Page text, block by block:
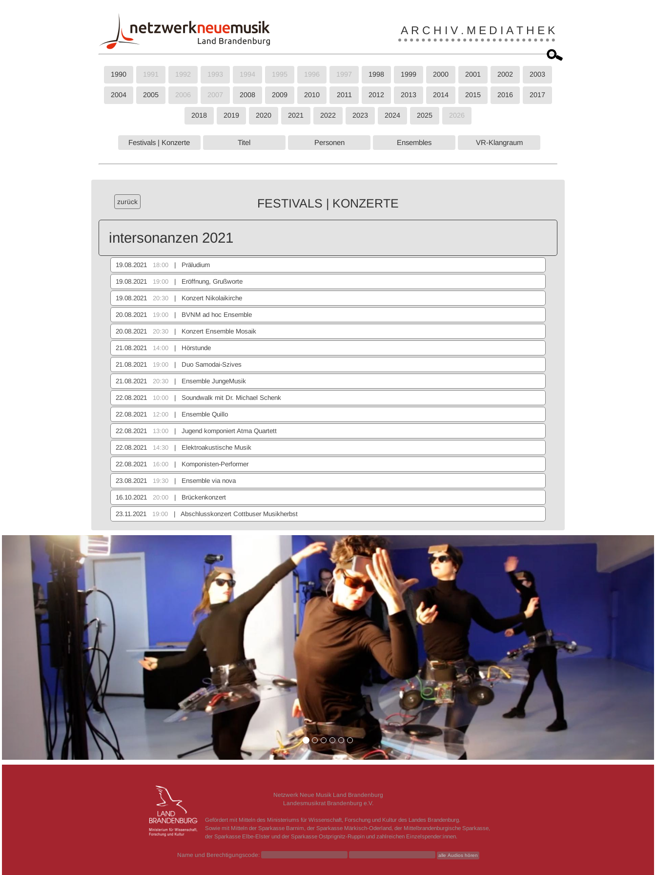
A R C H I V . M E D I A T H E K
1990 1991 1992 1993 1994 1995 1996 1997 1998 1999 2000 2001 2002 2003
2004 2005 2006 2007 2008 2009 2010 2011 2012 2013 2014 2015 2016 2017
2018 2019 2020 2021 2022 2023 2024 2025 2026
Festivals | Konzerte Titel Personen Ensembles VR-Klangraum
zurück FESTIVALS | KONZERTE
intersonanzen 2021
19.08.2021 18:00 | Präludium
19.08.2021 19:00 | Eröffnung, Grußworte
19.08.2021 20:30 | Konzert Nikolaikirche
20.08.2021 19:00 | BVNM ad hoc Ensemble
20.08.2021 20:30 | Konzert Ensemble Mosaik
21.08.2021 14:00 | Hörstunde
21.08.2021 19:00 | Duo Samodai-Szives
21.08.2021 20:30 | Ensemble JungeMusik
22.08.2021 10:00 | Soundwalk mit Dr. Michael Schenk
22.08.2021 12:00 | Ensemble Quillo
22.08.2021 13:00 | Jugend komponiert Atma Quartett
22.08.2021 14:30 | Elektroakustische Musik
22.08.2021 16:00 | Komponisten-Performer
23.08.2021 19:30 | Ensemble via nova
16.10.2021 20:00 | Brückenkonzert
23.11.2021 19:00 | Abschlusskonzert Cottbuser Musikherbst
Netzwerk Neue Musik Land Brandenburg
Landesmusikrat Brandenburg e.V.
Gefördert mit Mitteln des Ministeriums für Wissenschaft, Forschung und Kultur des Landes Brandenburg.
Sowie mit Mitteln der Sparkasse Barnim, der Sparkasse Märkisch-Oderland, der Mittelbrandenburgische Sparkasse,
der Sparkasse Elbe-Elster und der Sparkasse Ostprignitz-Ruppin und zahlreichen Einzelspender:innen.
Name und Berechtigungscode: